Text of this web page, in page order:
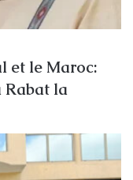
et le Maroc:
Rabat la